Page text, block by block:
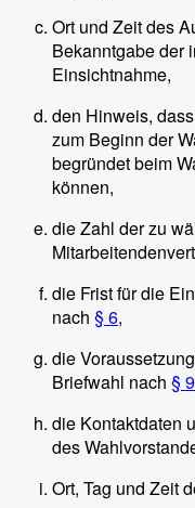
Ort und Zeit des
Bekanntgabe der
Einsichtnahme,
den Hinweis,
zum Beginn der
begründet beim
können,
die Zahl der zu
die Frist für die
nach § 6,
die
Briefwahl nach § 9
die Kontaktdaten
des
Ort, Tag und Zeit